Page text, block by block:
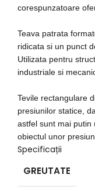
corespunzatoare
Teava patrata
ridicata si un punct
Utilizata pentru
industriale si
Tevile rectangulare
presiunilor statice,
astfel sunt mai putin
obiectul unor
Specificații
GREUTATE